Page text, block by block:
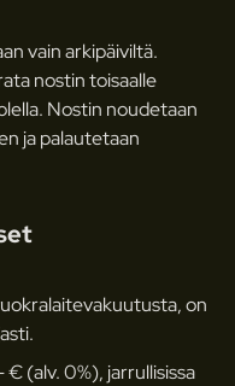
vain arkipäiviltä.
nostin toisaalle
Nostin noudetaan
ja palautetaan
on
(alv. 0%), jarrullisissa